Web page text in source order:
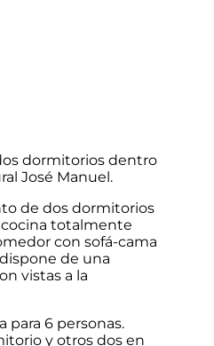
dormitorios dentro
José Manuel.
de dos dormitorios
totalmente
con sofá-cama
de una
vistas a la
para 6 personas.
y otros dos en